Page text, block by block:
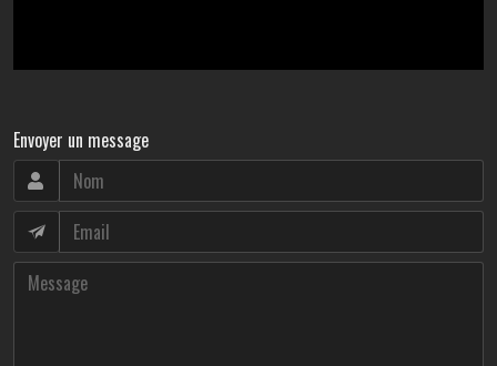
Envoyer un message